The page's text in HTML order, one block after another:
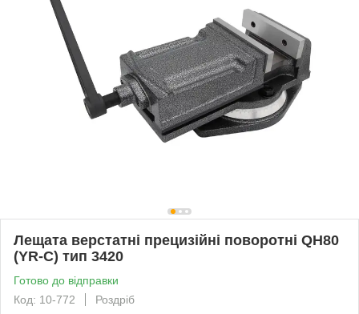
Лещата верстатні прецизійні поворотні QH80
(YR-C) тип 3420
Готово до відправки
Код: 10-772
Роздріб